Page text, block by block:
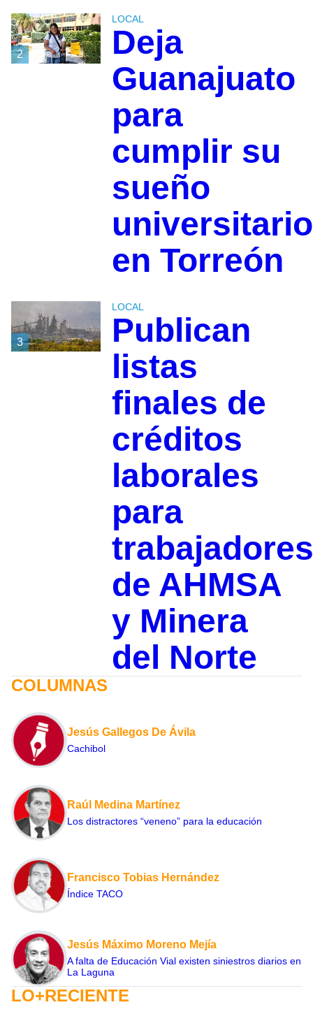
2
LOCAL
Deja
Guanajuato
para
cumplir su
sueño
universitario
en Torreón
3
LOCAL
Publican
listas
finales de
créditos
laborales
para
trabajadores
de AHMSA
y Minera
del Norte
COLUMNAS
Jesús Gallegos De Ávila
Cachibol
Raúl Medina Martínez
Los distractores “veneno” para la educación
Francisco Tobias Hernández
Índice TACO
Jesús Máximo Moreno Mejía
A falta de Educación Vial existen siniestros diarios en
La Laguna
LO+RECIENTE